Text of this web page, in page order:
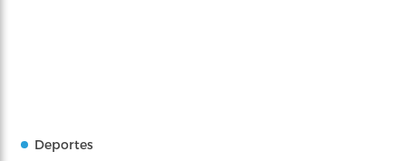
Deportes